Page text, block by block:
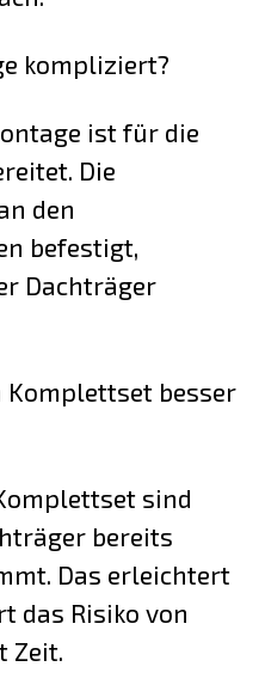
kompliziert?
ist für die
Die
den
befestigt,
Dachträger
besser
sind
bereits
Das erleichtert
das Risiko von
Zeit.